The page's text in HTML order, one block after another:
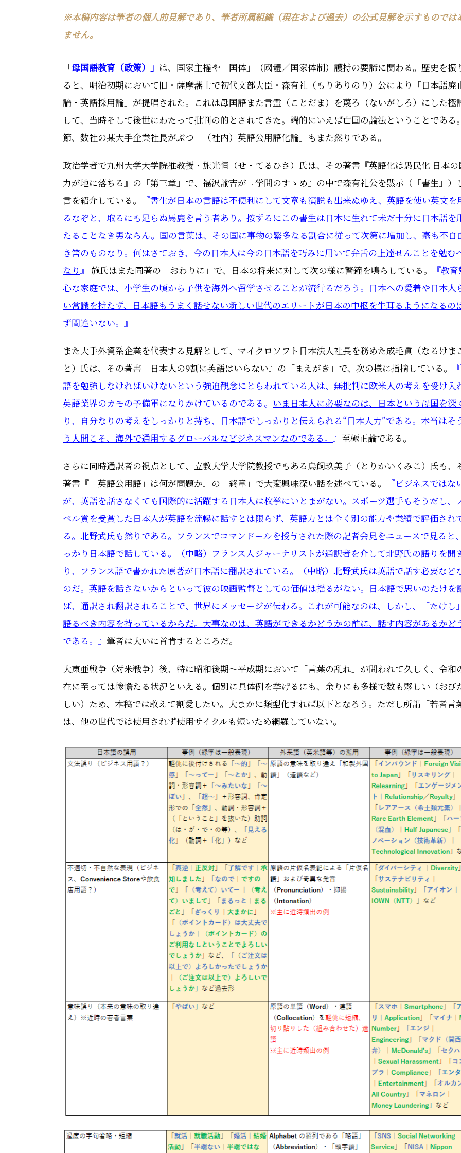
※本稿内容は筆者の個人的見解であり、筆者所属組織（現在および過去）の公式見解を示すものでは
ません。
「母国語教育（政策）」 は、国家主権や「国体」（國體／国家体制）護持の要諦に関わる。歴史を振
ると、明治初期において旧・薩摩藩士で初代文部大臣・森有礼（もりありのり）公により「日本語廃
論・英語採用論」が提唱された。これは母国語また言霊（ことだま）を蔑ろ（ないがしろ）にした極
して、当時そして後世にわたって批判の的とされてきた。端的にいえば亡国の論法ということである
節、数社の某大手企業社長がぶつ 「（社内）英語公用語化論」もまた然りである。
政治学者で九州大学大学院准教授・施光恒（せ・てるひさ）氏は、その著書『英語化は愚民化 日本の
力が地に落ちる』の「第三章」で、福沢諭吉が『学問のすゝめ』の中で森有礼公を黙示（「書生」）
言を紹介している。
『書生が日本の言語は不便利にして文章も演説も出来ぬゆえ、英語を使い英文を
るなぞと、取るにも足らぬ馬鹿を言う者あり。按ずるにこの書生は日本に生れて未だ十分に日本語を
たることなき男ならん。国の言葉は、その国に事物の繁多なる割合に従って次第に増加し、毫も不自
き筈のものなり。何はさておき、 今の日本人は今の日本語を巧みに用いて弁舌の上達せんことを勉む
なり 』 施氏はまた同著の「おわりに」で、日本の将来に対して次の様に警鐘を鳴らしている。
『教
心な家庭では、小学生の頃から子供を海外へ留学させることが流行るだろう。 日本への愛着や日本人
い常識を持たず、日本語もうまく話せない新しい世代のエリートが日本の中枢を牛耳るようになるの
ず間違いない。 』
また大手外資系企業を代表する見解として、マイクロソフト 日本法人社長を務めた成毛眞（なるけま
と）氏は、その著書 『日本人の9割に英語はいらない 』 の「まえがき」で、次の様に指摘している。
語を勉強しなければいけないという強迫観念にとらわれている人は、無批判に欧米人の考えを受け入
英語業界のカモの予備軍になりかけているのである。 いま日本人に必要なのは、日本という母国を深
り、自分なりの考えをしっかりと持ち、日本語でしっかりと伝えられる“日本人力”である。本当はそ
う人間こそ、海外で通用するグローバルなビジネスマンなのである。 』 至極正論である。
さらに同時通訳者の視点として、立教大学大学院教授でもある鳥飼玖美子（とりかいくみこ）氏も、
著書 『 「英語公用語」は何が問題か 』 の「終章」で大変興味深い話を述べている。
『ビジネスではな
が、英語を話さなくても国際的に活躍する日本人は枚挙にいとまがない。スポーツ選手もそうだし、
ベル賞を受賞した日本人が英語を流暢に話すとは限らず、英語力とは全く別の能力や業績で評価され
る。北野武氏も然りである。フランスでコマンドールを授与された際の記者会見をニュースで見ると
っかり日本語で話している。（中略）フランス人ジャーナリストが通訳者を介して北野氏の語りを聞
り、フランス語で書かれた原著が日本語に翻訳されている。（中略）北野武氏は英語で話す必要など
のだ。英語を話さないからといって彼の映画監督としての価値は揺るがない。日本語で思いのたけを
ば、通訳され翻訳されることで、世界にメッセージが伝わる。これが可能なのは、
しかし、「たけし
語るべき内容を持っているからだ。大事なのは、英語ができるかどうかの前に、話す内容があるかど
である。 』 筆者は大いに首肯するところだ。
大東亜戦争（対米戦争）後、特に昭和後期～平成期において「言葉の乱れ」が問われて久しく、令和
在に至っては惨憺たる状況といえる。個別に具体例を挙げるにも、余りにも多様で数も夥しい（おび
しい）ため、本稿では敢えて割愛したい。大まかに類型化すれば以下となろう。ただし所謂「若者言
は、他の世代では使用されず使用サイクルも短いため網羅していない。